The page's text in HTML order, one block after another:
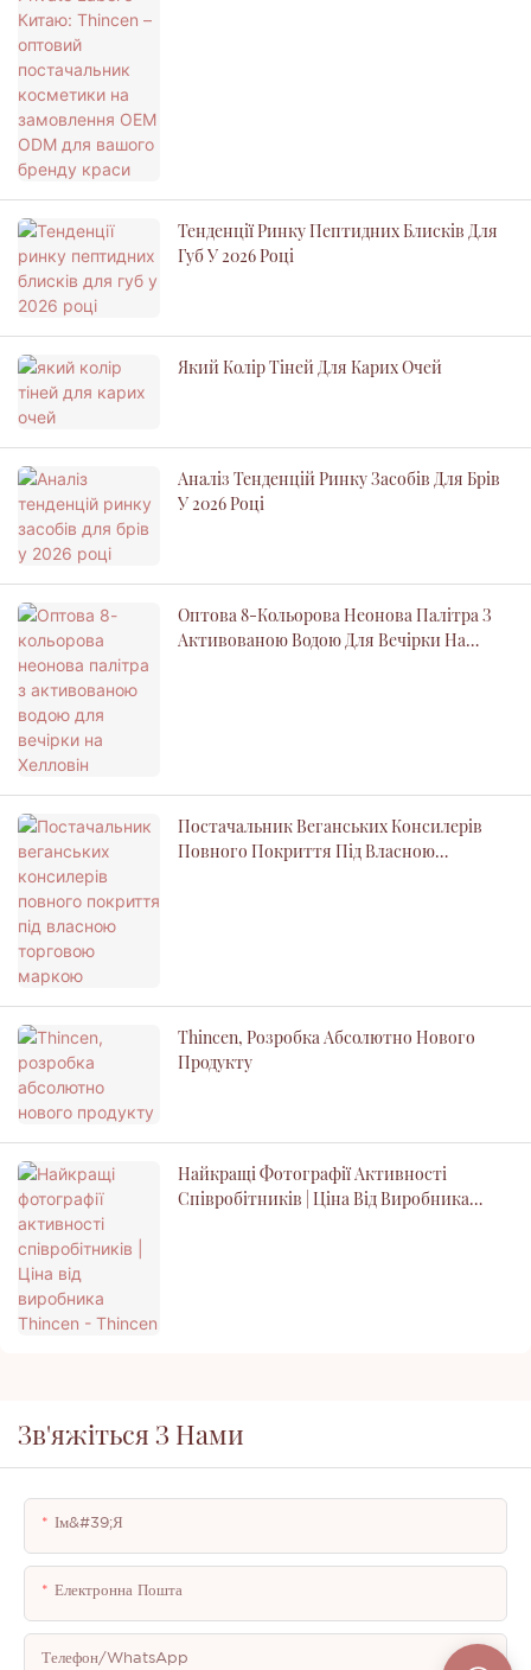
Тенденції Ринку Пептидних Блисків Для
Губ У 2026 Році
Який Колір Тіней Для Карих Очей
Аналіз Тенденцій Ринку Засобів Для Брів
У 2026 Році
Оптова 8-Кольорова Неонова Палітра З
Активованою Водою Для Вечірки На
Постачальник Веганських Консилерів
Повного Покриття Під Власною
Thincen, Розробка Абсолютно Нового
Продукту
Найкращі Фотографії Активності
Співробітників | Ціна Від Виробника
Зв'яжіться З Нами
Ім&#39;я
Електронна Пошта
Телефон/WhatsApp